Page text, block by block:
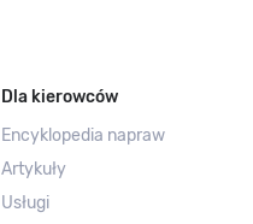
Dla kierowców
Encyklopedia napraw
Artykuły
Usługi